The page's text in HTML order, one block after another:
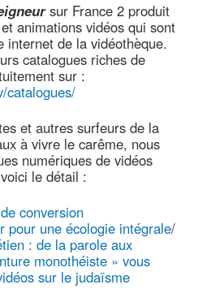
sur France 2 produit
animations vidéos qui sont
internet de la vidéothèque.
catalogues riches de
sur :
catalogues/
et autres surfeurs de la
à vivre le carême, nous
numériques de vidéos
le détail :
conversion
pour une écologie intégrale/
: de la parole aux
monothéiste » vous
sur le judaïsme